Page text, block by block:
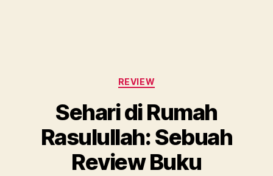
Categories
REVIEW
Sehari di Rumah
Rasulullah: Sebuah
Review Buku